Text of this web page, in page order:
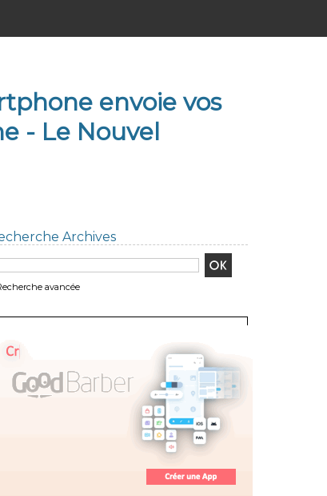
envoie vos
- Le Nouvel
Archives
avancée